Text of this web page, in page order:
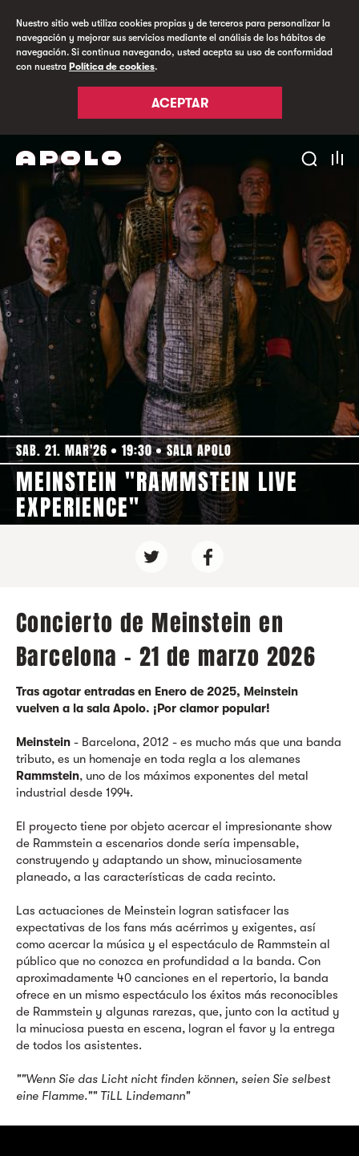
Nuestro sitio web utiliza cookies propias y de terceros para personalizar la
navegación y mejorar sus servicios mediante el análisis de los hábitos de
navegación. Si continua navegando, usted acepta su uso de conformidad
con nuestra Política de cookies.
ACEPTAR
SAB. 21. MAR'26 19:30 SALA APOLO
MEINSTEIN "RAMMSTEIN LIVE
EXPERIENCE"
Concierto de Meinstein en
Barcelona - 21 de marzo 2026
Tras agotar entradas en Enero de 2025, Meinstein
vuelven a la sala Apolo. ¡Por clamor popular!
Meinstein - Barcelona, 2012 - es mucho más que una banda
tributo, es un homenaje en toda regla a los alemanes
Rammstein, uno de los máximos exponentes del metal
industrial desde 1994.
El proyecto tiene por objeto acercar el impresionante show
de Rammstein a escenarios donde sería impensable,
construyendo y adaptando un show, minuciosamente
planeado, a las características de cada recinto.
Las actuaciones de Meinstein logran satisfacer las
expectativas de los fans más acérrimos y exigentes, así
como acercar la música y el espectáculo de Rammstein al
público que no conozca en profundidad a la banda. Con
aproximadamente 40 canciones en el repertorio, la banda
ofrece en un mismo espectáculo los éxitos más reconocibles
de Rammstein y algunas rarezas, que, junto con la actitud y
la minuciosa puesta en escena, logran el favor y la entrega
de todos los asistentes.
""Wenn Sie das Licht nicht finden können, seien Sie selbest
eine Flamme."" TiLL Lindemann"